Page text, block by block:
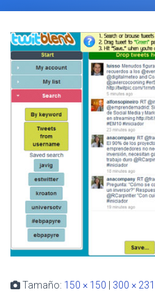
Tamaño: 150 × 150 300 × 231